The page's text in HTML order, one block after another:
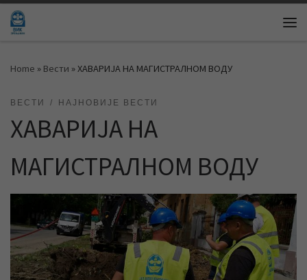
Skip to content
Home » Вести »ХАВАРИЈА НА МАГИСТРАЛНОМ ВОДУ
ВЕСТИ НАЈНОВИЈЕ ВЕСТИ
ХАВАРИЈА НА
МАГИСТРАЛНОМ ВОДУ